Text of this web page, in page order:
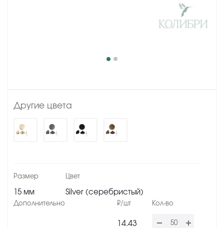
Другие цвета
15 мм Silver (серебристый)
14.43